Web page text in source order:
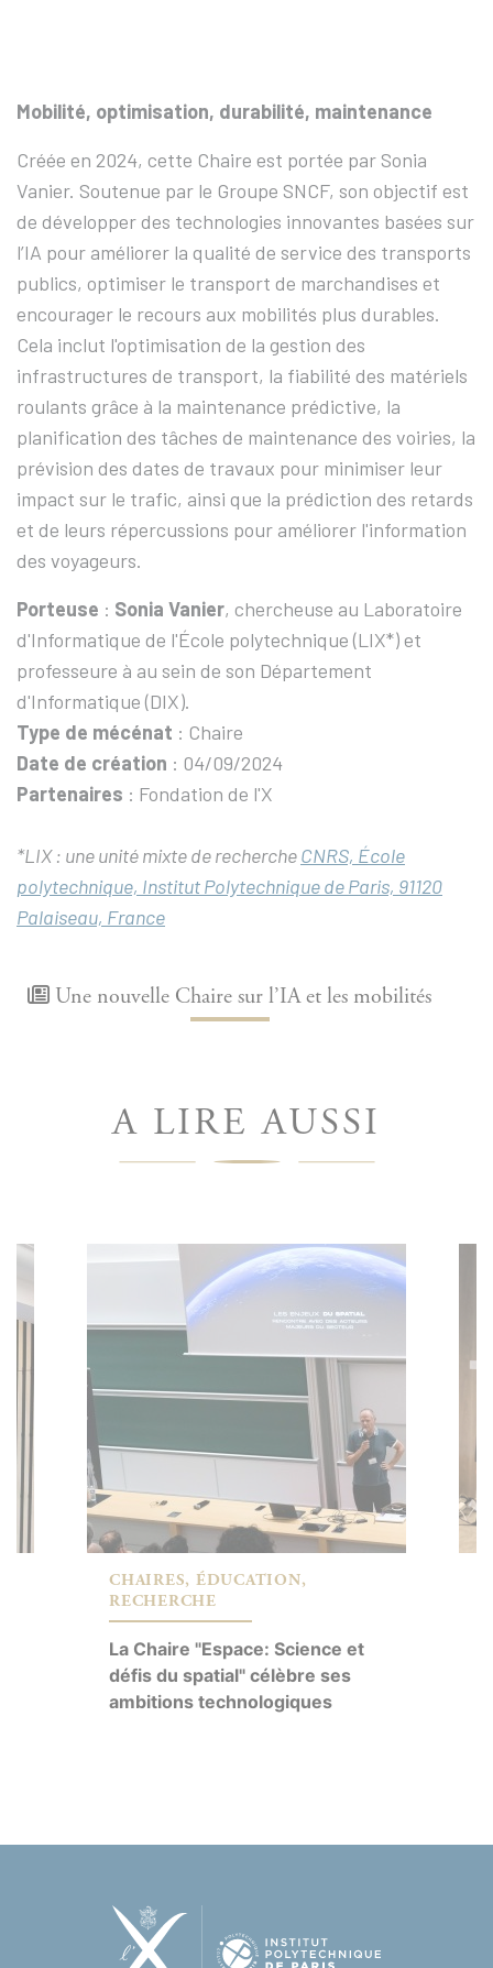
Mobilité, optimisation, durabilité, maintenance
Créée en 2024, cette Chaire est portée par Sonia
Vanier. Soutenue par le Groupe SNCF, son objectif est
de développer des technologies innovantes basées sur
l’IA pour améliorer la qualité de service des transports
publics, optimiser le transport de marchandises et
encourager le recours aux mobilités plus durables.
Cela inclut l'optimisation de la gestion des
infrastructures de transport, la fiabilité des matériels
roulants grâce à la maintenance prédictive, la
planification des tâches de maintenance des voiries, la
prévision des dates de travaux pour minimiser leur
impact sur le trafic, ainsi que la prédiction des retards
et de leurs répercussions pour améliorer l'information
des voyageurs.
Porteuse : Sonia Vanier, chercheuse au Laboratoire
d'Informatique de l'École polytechnique (LIX*) et
professeure à au sein de son Département
d'Informatique (DIX).
Type de mécénat : Chaire
Date de création : 04/09/2024
Partenaires : Fondation de l'X
*LIX : une unité mixte de rechercheCNRS, École
polytechnique, Institut Polytechnique de Paris, 91120
Palaiseau, France
Une nouvelle Chaire sur l’IA et les mobilités
A LIRE AUSSI
CHAIRES, ÉDUCATION,
RECHERCHE
La Chaire "Espace: Science et
défis du spatial" célèbre ses
ambitions technologiques